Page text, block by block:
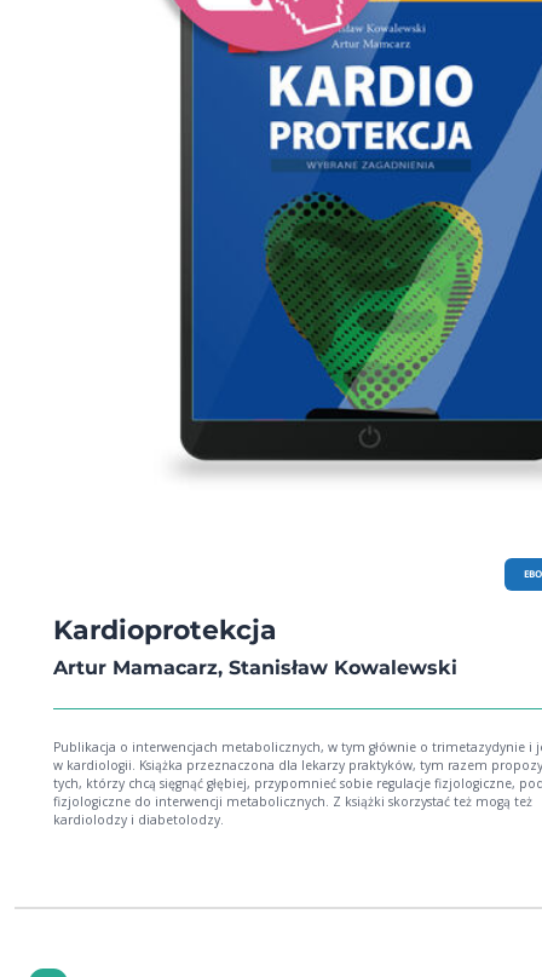
Kardioprotekcja
Artur Mamacarz, Stanisław Kowalewski
Publikacja o interwencjach metabolicznych, w tym głównie o trimetazydynie i
w kardiologii. Książka przeznaczona dla lekarzy praktyków, tym razem
tych, którzy chcą sięgnąć głębiej, przypomnieć sobie regulacje fizjologiczne,
fizjologiczne do interwencji metabolicznych. Z książki skorzystać też mogą też
kardiolodzy i diabetolodzy.